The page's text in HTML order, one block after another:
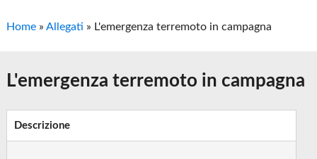
Home »Allegati » L'emergenza terremoto in campagna
L'emergenza terremoto in campagna
Descrizione